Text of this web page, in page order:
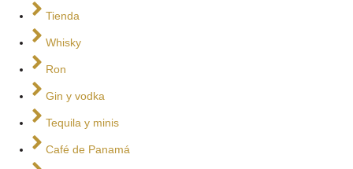
Tienda
Whisky
Ron
Gin y vodka
Tequila y minis
Café de Panamá